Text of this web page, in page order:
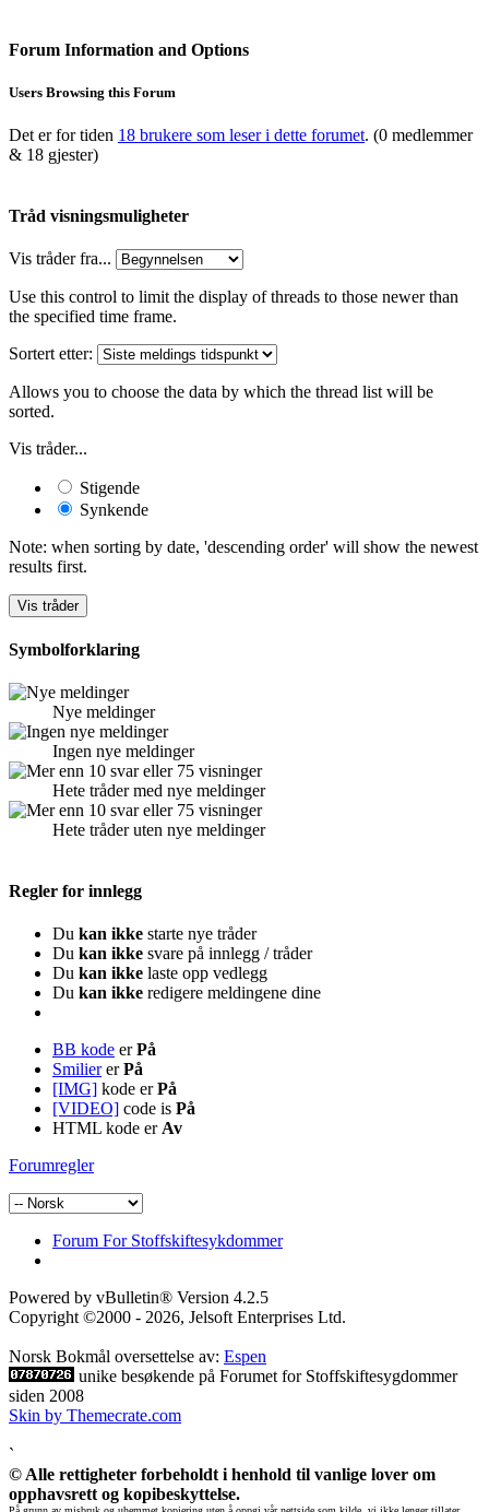
Forum Information and Options
Users Browsing this Forum
Det er for tiden 18 brukere som leser i dette forumet. (0 medlemmer
& 18 gjester)
Tråd visningsmuligheter
Vis tråder fra...
Use this control to limit the display of threads to those newer than
the specified time frame.
Sortert etter:
Allows you to choose the data by which the thread list will be
sorted.
Vis tråder...
Stigende
Synkende
Note: when sorting by date, 'descending order' will show the newest
results first.
Symbolforklaring
Nye meldinger
Ingen nye meldinger
Hete tråder med nye meldinger
Hete tråder uten nye meldinger
Regler for innlegg
Du kan ikke starte nye tråder
Du kan ikke svare på innlegg / tråder
Du kan ikke laste opp vedlegg
Du kan ikke redigere meldingene dine
BB kode erPå
SmiliererPå
[IMG] kode erPå
[VIDEO] code is På
HTML kode er Av
Forumregler
Forum For Stoffskiftesykdommer
Powered by vBulletin® Version 4.2.5
Copyright ©2000 - 2026, Jelsoft Enterprises Ltd.
Norsk Bokmål oversettelse av: Espen
unike besøkende på Forumet for Stoffskiftesygdommer
siden 2008
Skin by Themecrate.com
`
© Alle rettigheter forbeholdt i henhold til vanlige lover om
opphavsrett og kopibeskyttelse.